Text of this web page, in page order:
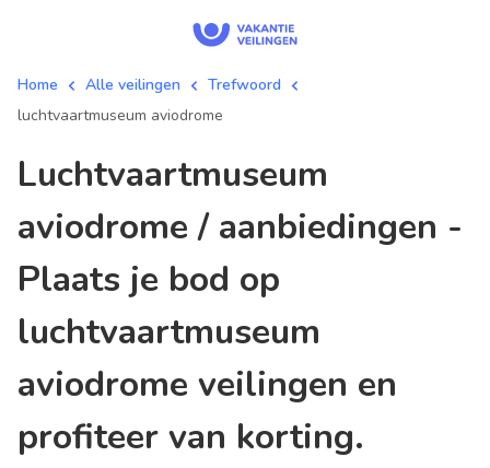
Home Alle veilingen
Trefwoord
luchtvaartmuseum aviodrome
luchtvaartmuseum
aviodrome / aanbiedingen -
Plaats je bod op
luchtvaartmuseum
aviodrome veilingen en
profiteer van korting.